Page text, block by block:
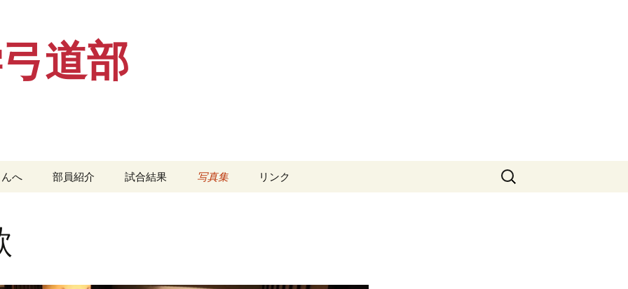
道部
へ 部員紹介 試合結果
会
写真集 リンク
検
索: